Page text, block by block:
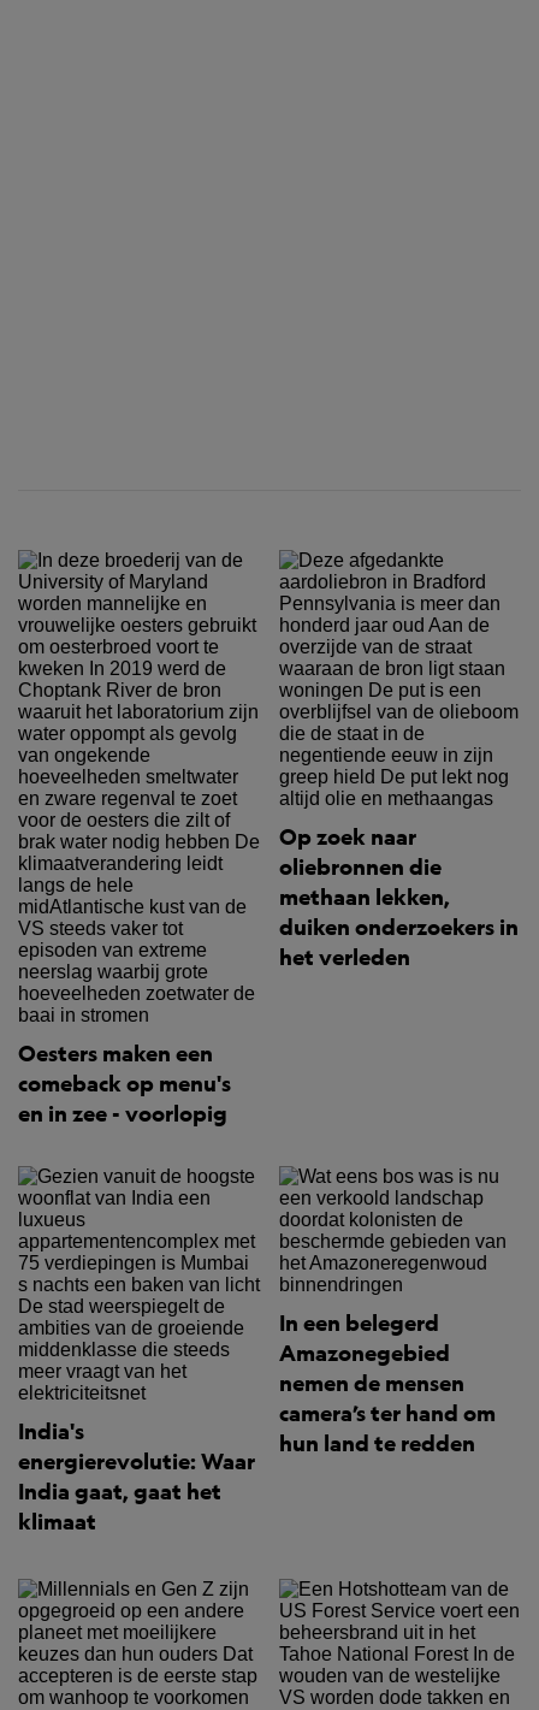
Oesters maken een
comeback op menu's
en in zee - voorlopig
Op zoek naar
oliebronnen die
methaan lekken,
duiken onderzoekers in
het verleden
India's
energierevolutie: Waar
India gaat, gaat het
klimaat
In een belegerd
Amazonegebied
nemen de mensen
camera’s ter hand om
hun land te redden